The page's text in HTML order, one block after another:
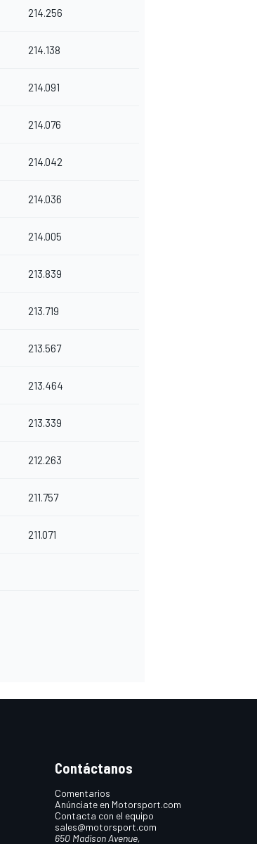
214.256
214.138
214.091
214.076
214.042
214.036
214.005
213.839
213.719
213.567
213.464
213.339
212.263
211.757
211.071
Contáctanos
Comentarios
Anúnciate en Motorsport.com
Contacta con el equipo
sales@motorsport.com
650 Madison Avenue,